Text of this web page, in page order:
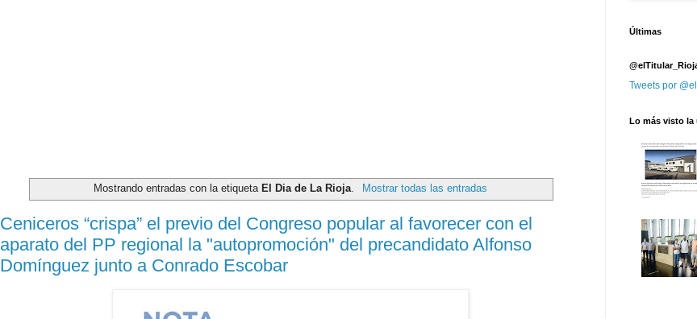
Mostrando entradas con la etiquetaEl Dia de La Rioja Mostrar todas las entradas
Ceniceros “crispa” el previo del Congreso popular al favorecer con el
aparato del PP regional la "autopromoción" del precandidato Alfonso
Domínguez junto a Conrado Escobar
Últimas
Tweets por
Lo más visto la